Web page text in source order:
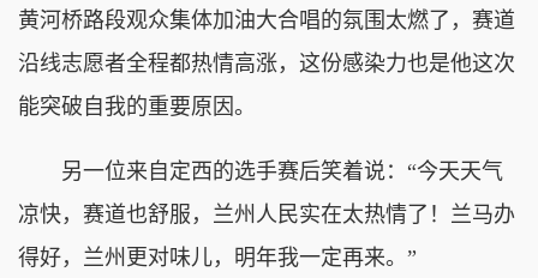
黄河桥路段观众集体加油大合唱的氛围太燃了，赛道
沿线志愿者全程都热情高涨，这份感染力也是他这次
能突破自我的重要原因。
另一位来自定西的选手赛后笑着说：“今天天气
凉快，赛道也舒服，兰州人民实在太热情了！兰马办
得好，兰州更对味儿，明年我一定再来。”